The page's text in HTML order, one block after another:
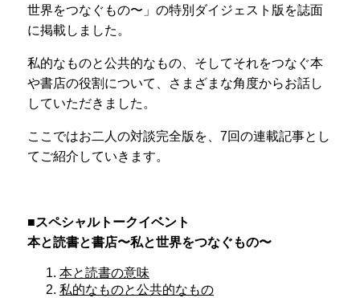
世界をつなぐもの〜」の特別ダイジェスト版を誌面
に掲載しました。
私的なものと公共的なもの、そしてそれをつなぐ本
や書店の役割について、さまざまな角度からお話し
していただきました。
ここではお二人の対談完全版を、7回の連載記事とし
てご紹介していきます。
■スペシャルトークイベント
本と読書と書店〜私と世界をつなぐもの〜
本と読書の意味
私的なものと公共的なもの